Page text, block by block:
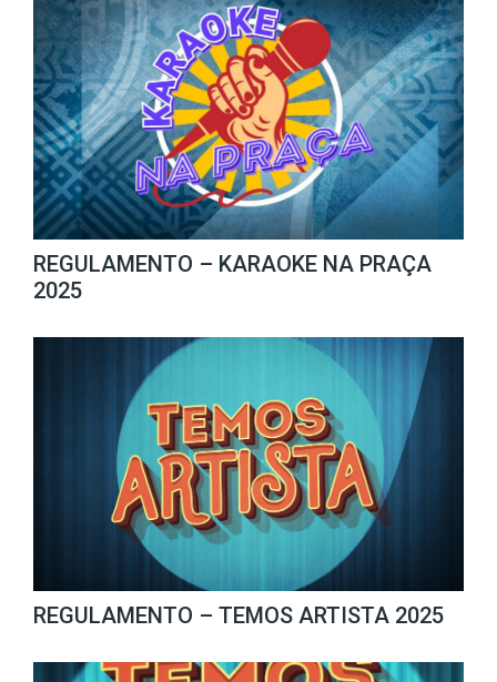
REGULAMENTO – KARAOKE NA PRAÇA
2025
REGULAMENTO – TEMOS ARTISTA 2025